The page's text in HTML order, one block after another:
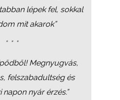
lépek fel, sokkal
mit akarok”
* * *
Megnyugvás,
felszabadultség és
nyár érzés.”